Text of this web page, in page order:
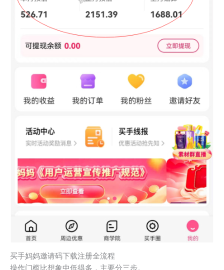
买手妈妈邀请码下载注册全流程
操作门槛比想象中低得多，主要分三步。